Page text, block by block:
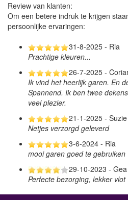
Review van klanten:
Om een betere indruk te krijgen
persoonlijke ervaringen:
31-8-2025 - Ria
Prachtige kleuren...
26-7-2025 -
Ik vind het heerlijk garen. En
Spannend. Ik ben twee
veel plezier.
21-1-2025 - Suzie
Netjes verzorgd geleverd
3-6-2024 - Ria
mooi garen goed te
29-10-2023 - Gea
Perfecte bezorging, lekker vlot